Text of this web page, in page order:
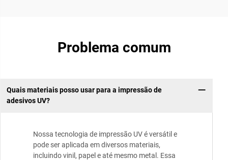
Problema comum
Quais materiais posso usar para a impressão de
adesivos UV?
Nossa tecnologia de impressão UV é versátil e
pode ser aplicada em diversos materiais,
incluindo vinil, papel e até mesmo metal. Essa